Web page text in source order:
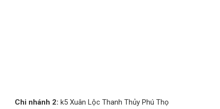
Chi nhánh 2: k5 Xuân Lộc Thanh Thủy Phú Thọ